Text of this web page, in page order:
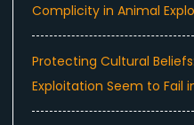
Complicity in Animal
Protecting Cultural
Exploitation Seem to Fail